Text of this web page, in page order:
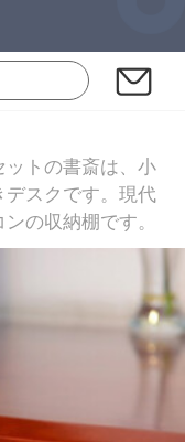
トの書斎は、小
スクです。現代
の収納棚です。